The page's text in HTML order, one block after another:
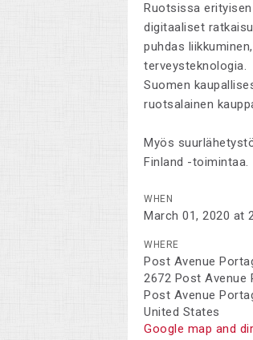
Ruotsissa
digitaaliset
puhdas
terveysteknologia.
Suomen
ruotsalainen
Myös
Finland -toimintaa.
WHEN
March 01, 2020 at
WHERE
Post Avenue
2672 Post Avenue
Post Avenue
United States
Google map and